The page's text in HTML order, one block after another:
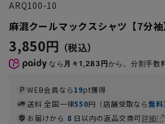
ARQ100-10
麻混クールマックスシャツ【7分袖
3,850円
なら 月々1,283円から。分割手数
WEB会員なら19pt獲得
送料 全国一律550円（店舗受取なら無料
お届けから 8 日以内の返品交換可詳細